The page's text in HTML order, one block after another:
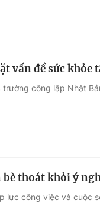
vấn đề sức khỏe
công lập Nhật
bè thoát khỏi ý
lực công việc và cuộc